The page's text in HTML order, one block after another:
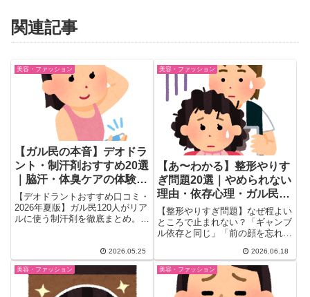
関連記事
美容・ファッション
【ガル民の本音】デオドラ
ント・制汗剤おすすめ20選
｜脇汗・体臭ケアの体験談
まとめ
【デオドラントおすすめ口コミ・
2026年夏版】ガル民120人がリア
ルに使う制汗剤を徹底まとめ。デ
で、脇汗対策・体臭ケア・加齢臭
対策の体験談を種類別に紹介。ワ
キガ・肌かぶれ・脱毛後の汗増加
などの悩み別対策も。
2026.05.25
美容・ファッション
【あ〜わかる】整形やりす
ぎ問題20選｜やめられない
理由・依存心理・ガル民の
本音
【整形やりすぎ問題】なぜ程よい
ところで止まれない？「ギャンブ
ル依存と同じ」「前の顔を忘れ
20選を厳選。依存の仕組み・鼻
整形の落とし穴・SNS環境の影
響まで、美容好き女性なら思わず
頷くまとめ記事。
2026.06.18
美容・ファッション 美容・ファッション